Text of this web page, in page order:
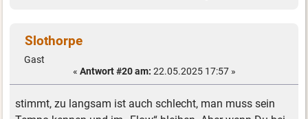
Slothorpe
Gast
« Antwort #20 am: 22.05.2025 17:57 »
stimmt, zu langsam ist auch schlecht, man muss sein